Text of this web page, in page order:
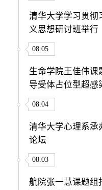
清华大学学习贯彻
义思想研讨班举行
08.05
生命学院王佳伟课
导受体占位型超感
08.04
清华大学心理系
论坛
08.03
航院张一慧课题组